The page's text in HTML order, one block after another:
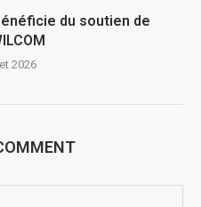
du soutien de
2026